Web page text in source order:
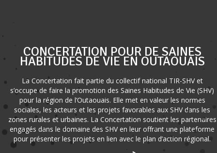
CONCERTATION POUR DE SAINES
HABITUDES DE VIE EN OUTAOUAIS
La Concertation fait partie du collectif national TIR-SHV et
s’occupe de faire la promotion des Saines Habitudes de Vie (SHV)
pour la région de l’Outaouais. Elle met en valeur les normes
sociales, les acteurs et les projets favorables aux SHV dans les
zones rurales et urbaines. La Concertation soutient les partenaires
engagés dans le domaine des SHV en leur offrant une plateforme
pour présenter les projets en lien avec le plan d’action régional.